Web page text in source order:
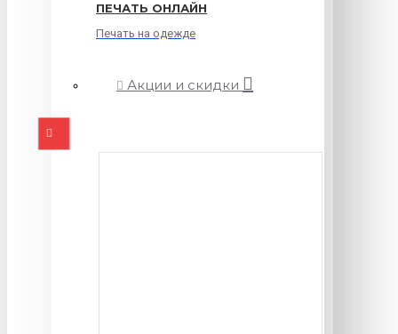
ПЕЧАТЬ ОНЛАЙН
Печать на одежде
Акции и скидки